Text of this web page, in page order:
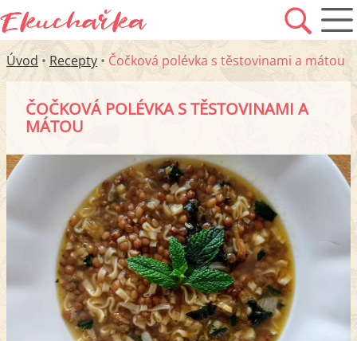
Úvod • Recepty • Čočková polévka s těstovinami a mátou
ČOČKOVÁ POLÉVKA S TĚSTOVINAMI A
MÁTOU